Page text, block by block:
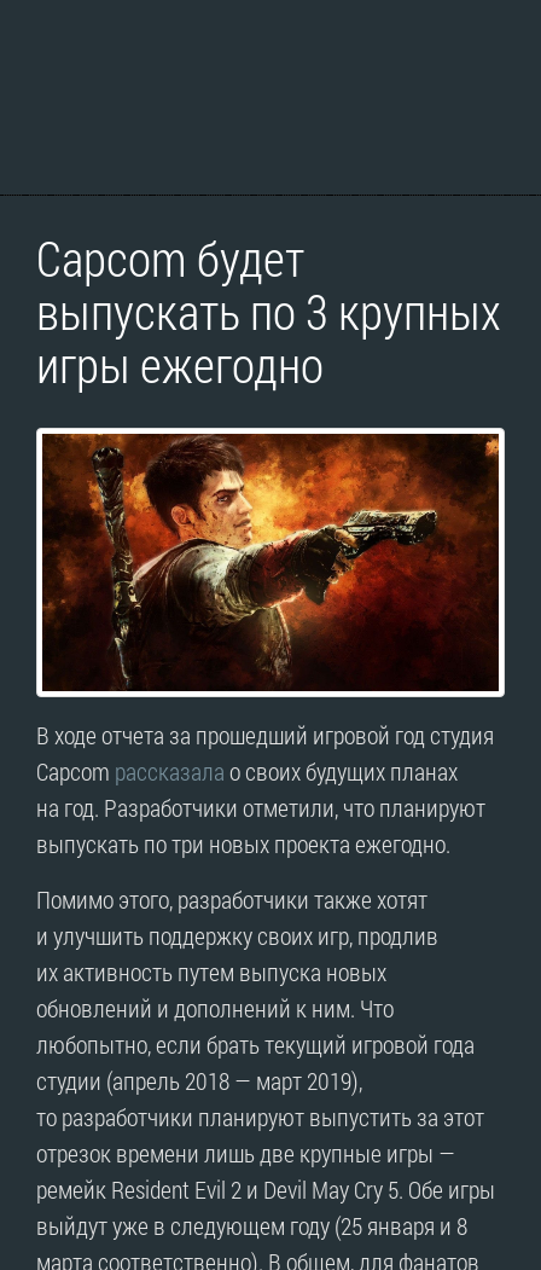
Capcom будет
выпускать по 3 крупных
игры ежегодно
В ходе отчета за прошедший игровой год студия
Capcom рассказалао своих будущих планах
на год. Разработчики отметили, что планируют
выпускать по три новых проекта ежегодно.
Помимо этого, разработчики также хотят
и улучшить поддержку своих игр, продлив
их активность путем выпуска новых
обновлений и дополнений к ним. Что
любопытно, если брать текущий игровой года
студии (апрель 2018 — март 2019),
то разработчики планируют выпустить за этот
отрезок времени лишь две крупные игры —
ремейк Resident Evil 2 и Devil May Cry 5. Обе игры
выйдут уже в следующем году (25 января и 8
марта соответственно). В общем, для фанатов